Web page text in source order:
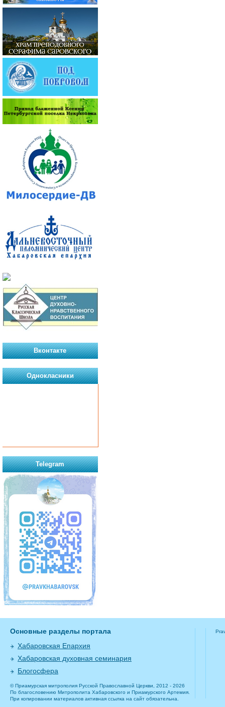
Вконтакте
Однокласники
Telegram
Основные разделы портала
Хабаровская Епархия
Хабаровская духовная семинария
Блогосфера
© Приамурская митрополия Русской Православной Церкви, 2012 - 2026
По благословению Митрополита Хабаровского и Приамурского Артемия.
При копировании материалов активная ссылка на сайт обязательна.